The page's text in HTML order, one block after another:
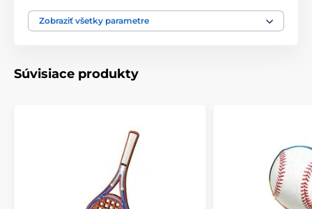
Motív
Zobraziť všetky parametre
Súvisiace produkty